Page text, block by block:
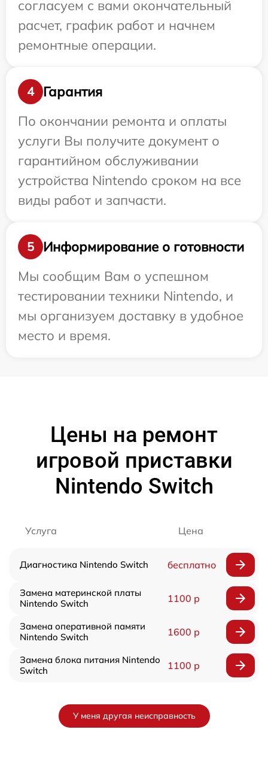
согласуем с вами окончательный
расчет, график работ и начнем
ремонтные операции.
4
Гарантия
По окончании ремонта и оплаты
услуги Вы получите документ о
гарантийном обслуживании
устройства Nintendo сроком на все
виды работ и запчасти.
5
Информирование о готовности
Мы сообщим Вам о успешном
тестировании техники Nintendo, и
мы организуем доставку в удобное
место и время.
Цены на ремонт
игровой приставки
Nintendo Switch
Услуга Цена
Диагностика Nintendo Switch бесплатно
Замена материнской платы
Nintendo Switch
1100 р
Замена оперативной памяти
Nintendo Switch
1600 р
Замена блока питания Nintendo
Switch
1100 р
У меня другая неисправность